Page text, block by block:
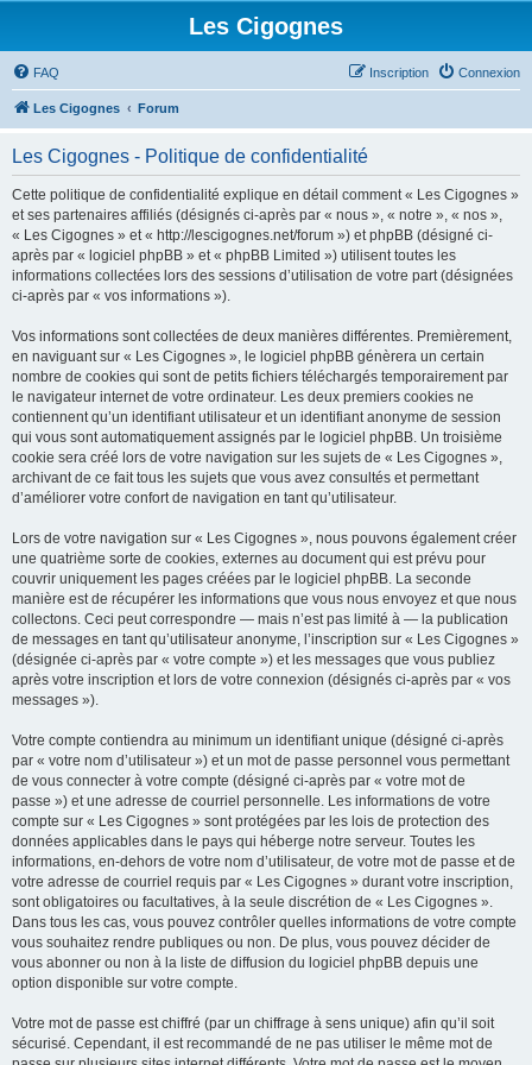
Les Cigognes
FAQ Connexion
Inscription
Les Cigognes Forum
Les Cigognes - Politique de confidentialité
Cette politique de confidentialité explique en détail comment « Les Cigognes »
et ses partenaires affiliés (désignés ci-après par « nous », « notre », « nos »,
« Les Cigognes » et « http://lescigognes.net/forum ») et phpBB (désigné ci-
après par « logiciel phpBB » et « phpBB Limited ») utilisent toutes les
informations collectées lors des sessions d’utilisation de votre part (désignées
ci-après par « vos informations »).
Vos informations sont collectées de deux manières différentes. Premièrement,
en naviguant sur « Les Cigognes », le logiciel phpBB génèrera un certain
nombre de cookies qui sont de petits fichiers téléchargés temporairement par
le navigateur internet de votre ordinateur. Les deux premiers cookies ne
contiennent qu’un identifiant utilisateur et un identifiant anonyme de session
qui vous sont automatiquement assignés par le logiciel phpBB. Un troisième
cookie sera créé lors de votre navigation sur les sujets de « Les Cigognes »,
archivant de ce fait tous les sujets que vous avez consultés et permettant
d’améliorer votre confort de navigation en tant qu’utilisateur.
Lors de votre navigation sur « Les Cigognes », nous pouvons également créer
une quatrième sorte de cookies, externes au document qui est prévu pour
couvrir uniquement les pages créées par le logiciel phpBB. La seconde
manière est de récupérer les informations que vous nous envoyez et que nous
collectons. Ceci peut correspondre — mais n’est pas limité à — la publication
de messages en tant qu’utilisateur anonyme, l’inscription sur « Les Cigognes »
(désignée ci-après par « votre compte ») et les messages que vous publiez
après votre inscription et lors de votre connexion (désignés ci-après par « vos
messages »).
Votre compte contiendra au minimum un identifiant unique (désigné ci-après
par « votre nom d’utilisateur ») et un mot de passe personnel vous permettant
de vous connecter à votre compte (désigné ci-après par « votre mot de
passe ») et une adresse de courriel personnelle. Les informations de votre
compte sur « Les Cigognes » sont protégées par les lois de protection des
données applicables dans le pays qui héberge notre serveur. Toutes les
informations, en-dehors de votre nom d’utilisateur, de votre mot de passe et de
votre adresse de courriel requis par « Les Cigognes » durant votre inscription,
sont obligatoires ou facultatives, à la seule discrétion de « Les Cigognes ».
Dans tous les cas, vous pouvez contrôler quelles informations de votre compte
vous souhaitez rendre publiques ou non. De plus, vous pouvez décider de
vous abonner ou non à la liste de diffusion du logiciel phpBB depuis une
option disponible sur votre compte.
Votre mot de passe est chiffré (par un chiffrage à sens unique) afin qu’il soit
sécurisé. Cependant, il est recommandé de ne pas utiliser le même mot de